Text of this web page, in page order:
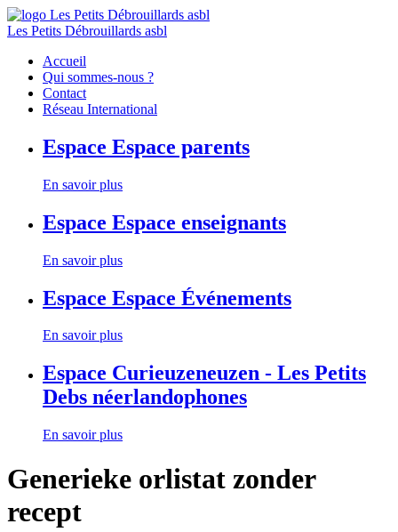
Les Petits Débrouillards asbl
Accueil
Qui sommes-nous ?
Contact
Réseau International
Espace Espace parents
En savoir plus
Espace Espace enseignants
En savoir plus
Espace Espace Événements
En savoir plus
Espace Curieuzeneuzen - Les Petits
Debs néerlandophones
En savoir plus
Generieke orlistat zonder
recept